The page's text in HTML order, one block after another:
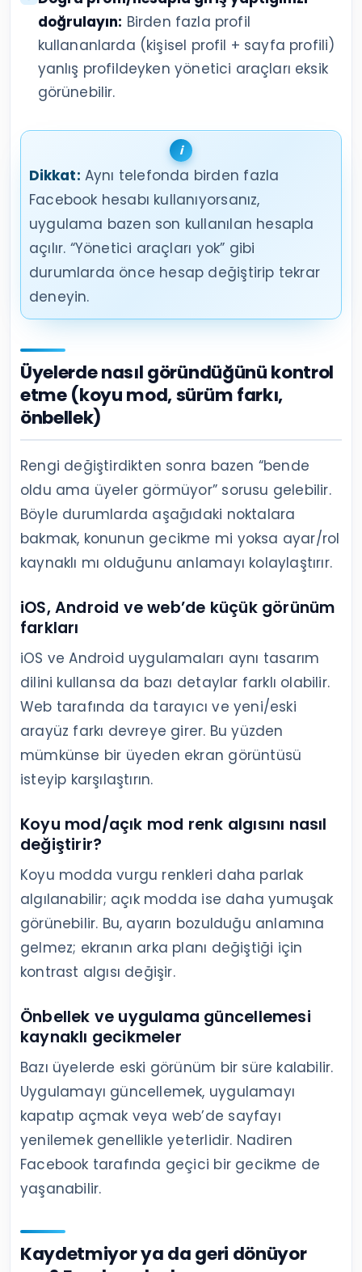
doğrulayın: Birden fazla profil
kullananlarda (kişisel profil + sayfa profili)
yanlış profildeyken yönetici araçları eksik
görünebilir.
Dikkat: Aynı telefonda birden fazla
Facebook hesabı kullanıyorsanız,
uygulama bazen son kullanılan hesapla
açılır. “Yönetici araçları yok” gibi
durumlarda önce hesap değiştirip tekrar
deneyin.
Üyelerde nasıl göründüğünü kontrol
etme (koyu mod, sürüm farkı,
önbellek)
Rengi değiştirdikten sonra bazen “bende
oldu ama üyeler görmüyor” sorusu gelebilir.
Böyle durumlarda aşağıdaki noktalara
bakmak, konunun gecikme mi yoksa ayar/rol
kaynaklı mı olduğunu anlamayı kolaylaştırır.
iOS, Android ve web’de küçük görünüm
farkları
iOS ve Android uygulamaları aynı tasarım
dilini kullansa da bazı detaylar farklı olabilir.
Web tarafında da tarayıcı ve yeni/eski
arayüz farkı devreye girer. Bu yüzden
mümkünse bir üyeden ekran görüntüsü
isteyip karşılaştırın.
Koyu mod/açık mod renk algısını nasıl
değiştirir?
Koyu modda vurgu renkleri daha parlak
algılanabilir; açık modda ise daha yumuşak
görünebilir. Bu, ayarın bozulduğu anlamına
gelmez; ekranın arka planı değiştiği için
kontrast algısı değişir.
Önbellek ve uygulama güncellemesi
kaynaklı gecikmeler
Bazı üyelerde eski görünüm bir süre kalabilir.
Uygulamayı güncellemek, uygulamayı
kapatıp açmak veya web’de sayfayı
yenilemek genellikle yeterlidir. Nadiren
Facebook tarafında geçici bir gecikme de
yaşanabilir.
Kaydetmiyor ya da geri dönüyor